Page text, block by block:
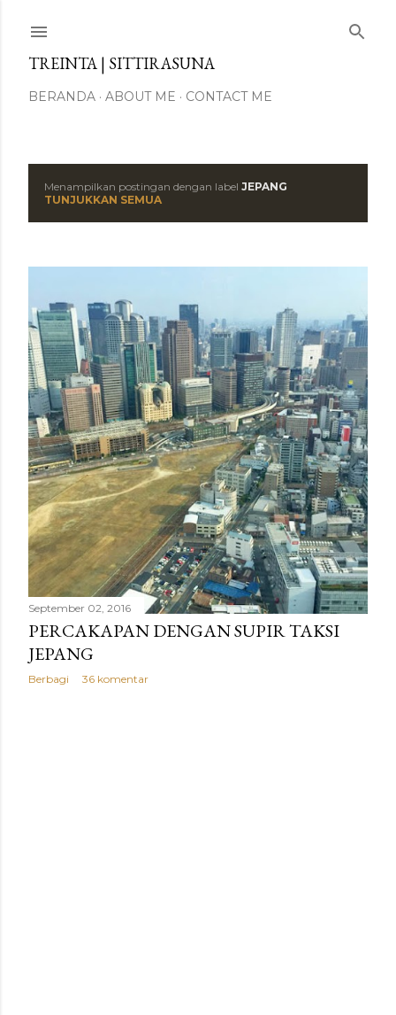
TREINTA | SITTIRASUNA
BERANDA ABOUT ME CONTACT ME
s
t
i
n
g
a
n
Menampilkan postingan dengan label JEPANG
TUNJUKKAN SEMUA
September 02, 2016
PERCAKAPAN DENGAN SUPIR TAKSI
JEPANG
Berbagi 36 komentar